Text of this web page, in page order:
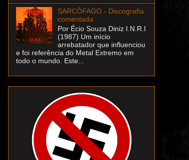
SARCÓFAGO - Discografia
comentada
Por Écio Souza Diniz I.N.R.I
(1987) Um início
arrebatador que influenciou
e foi referência do Metal Extremo em
todo o mundo. Este...